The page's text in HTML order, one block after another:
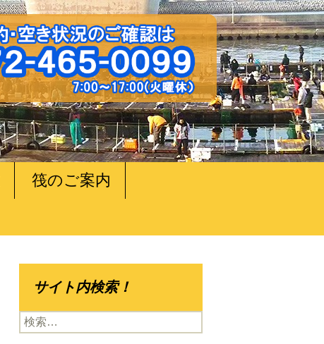
筏のご案内
サイト内検索！
検
索: